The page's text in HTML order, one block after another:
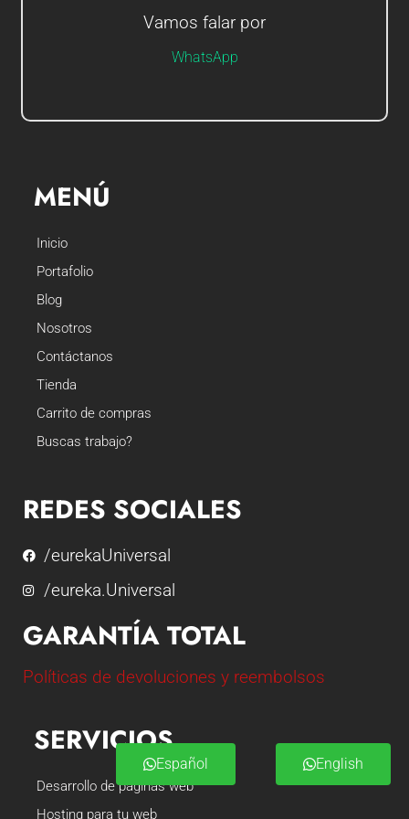
Español English
Vamos falar por
WhatsApp
Olá sou Gerson, em que posso ajudá-lo?
MENÚ
Inicio
Portafolio
Blog
Nosotros
Contáctanos
Tienda
Carrito de compras
Buscas trabajo?
REDES SOCIALES
/eurekaUniversal
/eureka.Universal
GARANTÍA TOTAL
Políticas de devoluciones y reembolsos
SERVICIOS
Desarrollo de páginas web
Hosting para tu web